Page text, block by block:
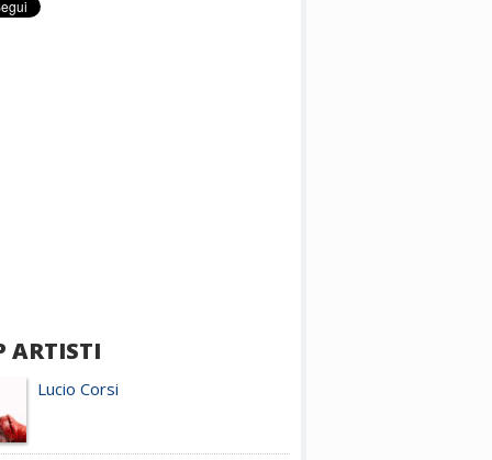
ARTISTI
Lucio Corsi